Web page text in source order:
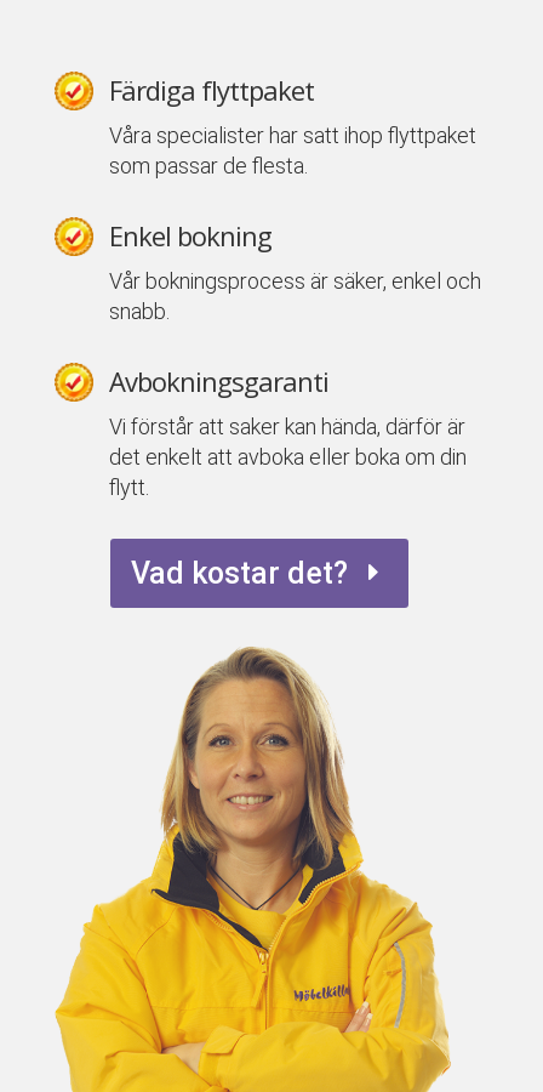
Färdiga flyttpaket
Våra specialister har satt ihop flyttpaket
som passar de flesta.
Enkel bokning
Vår bokningsprocess är säker, enkel och
snabb.
Avbokningsgaranti
Vi förstår att saker kan hända, därför är
det enkelt att avboka eller boka om din
flytt.
Vad kostar det?